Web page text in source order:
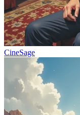
CineSage